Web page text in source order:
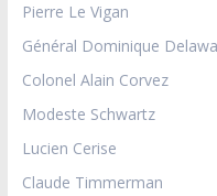
Pierre Le Vigan
Général Dominique
Colonel Alain Corvez
Modeste Schwartz
Lucien Cerise
Claude Timmerman